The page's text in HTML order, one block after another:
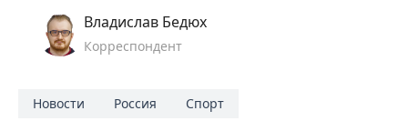
Владислав Бедюх
Корреспондент
Новости Россия Спорт